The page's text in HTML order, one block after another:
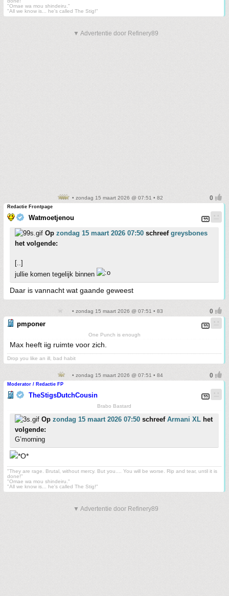
"Omae wa mou shindeiru."
"All we know is... he's called The Stig!"
▼ Advertentie door Refinery89
• zondag 15 maart 2026 @ 07:51 • 82
Redactie Frontpage
Watmoetjenou
Op zondag 15 maart 2026 07:50 schreef greysbones
het volgende:
[..]
jullie komen tegelijk binnen
Daar is vannacht wat gaande geweest
• zondag 15 maart 2026 @ 07:51 • 83
pmponer
One Punch is enough
Max heeft iig ruimte voor zich.
Drop you like an ill, bad habit
• zondag 15 maart 2026 @ 07:51 • 84
Moderator / Redactie FP
TheStigsDutchCousin
Brabo Bastard
Op zondag 15 maart 2026 07:50 schreef Armani XL het
volgende:
G’morning
"They are rage. Brutal, without mercy. But you.... You will be worse. Rip and tear, until it is
done!"
"Omae wa mou shindeiru."
"All we know is... he's called The Stig!"
▼ Advertentie door Refinery89